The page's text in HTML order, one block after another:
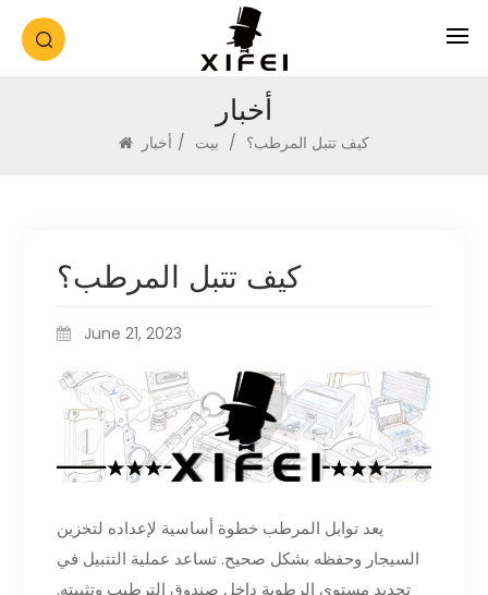
أخبار
بيت / أخبار / كيف تتبل المرطب؟
كيف تتبل المرطب؟
June 21, 2023
يعد توابل المرطب خطوة أساسية لإعداده لتخزين
السيجار وحفظه بشكل صحيح. تساعد عملية التتبيل في
تحديد مستوى الرطوبة داخل صندوق الترطيب وتثبيته.